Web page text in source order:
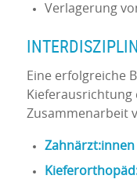
Verlagerung
Eine erfolgreiche
Zusammenarbeit
Zahnärzt:innen